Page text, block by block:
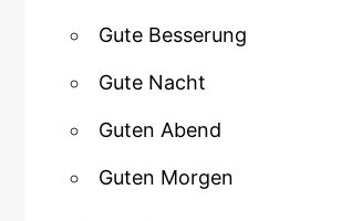
Gute Besserung
Gute Nacht
Guten Abend
Guten Morgen